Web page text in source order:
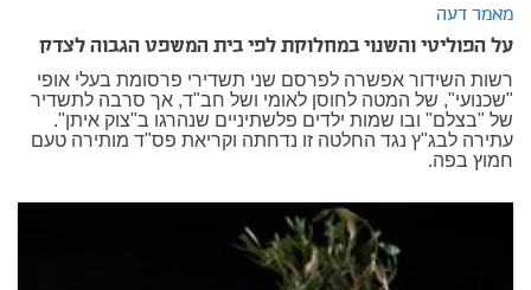
מאמר דעה
על הפוליטי והשנוי במחלוקת לפי בית המשפט הגבוה לצדק
רשות השידור אפשרה לפרסם שני תשדירי פרסומת בעלי אופי
"שכנועי", של המטה לחוסן לאומי ושל חב"ד, אך סרבה לתשדיר
של "בצלם" ובו שמות ילדים פלשתיניים שנהרגו ב"צוק איתן".
עתירה לבג"ץ נגד החלטה זו נדחתה וקריאת פס"ד מותירה טעם
חמוץ בפה.